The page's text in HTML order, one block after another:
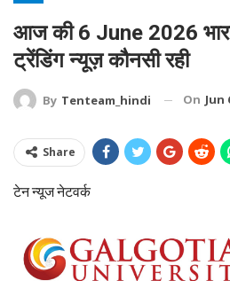
आज की 6 June 2026
ट्रेंडिंग न्यूज़ कौनसी रही
By Tenteam_hindi On Jun
Share
टेन न्यूज नेटवर्क